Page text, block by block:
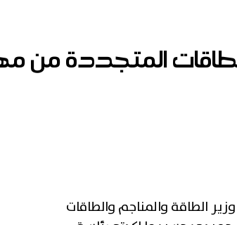
المتجددة من
الطاقة والمناجم والطاقات